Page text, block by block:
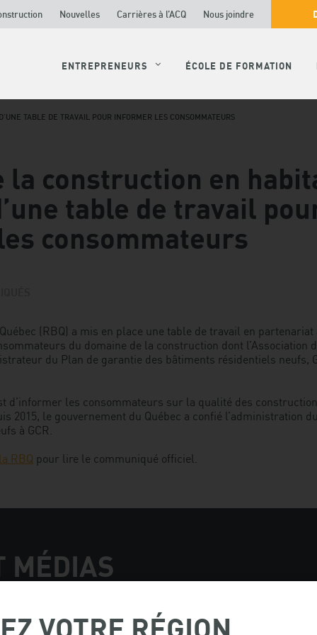
ENTREPRENEURS ÉCOLE DE FORMATION
Nouvelles Carrières à l’ACQ Nous joindre
TABLE DE TRAVAIL POUR INFORMER LES CONSOMMATEURS
la construction en
table de travail
consommateurs
(RBQ) a mis en place une table de travail en partenariat
du domaine de la construction dont l’Association
du Plan de garantie des bâtiments résidentiels neufs,
d’informer les consommateurs sur la qualité des
2015, le gouvernement du Québec a confié l’administration
à GCR.
RBQ pour lire le communiqué officiel.
MÉDIAS
VOTRE RÉGION